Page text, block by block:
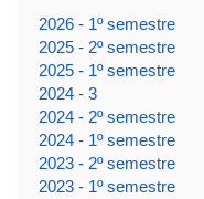
2026 - 1º semestre
2025 - 2º semestre
2025 - 1º semestre
2024 - 3
2024 - 2º semestre
2024 - 1º semestre
2023 - 2º semestre
2023 - 1º semestre